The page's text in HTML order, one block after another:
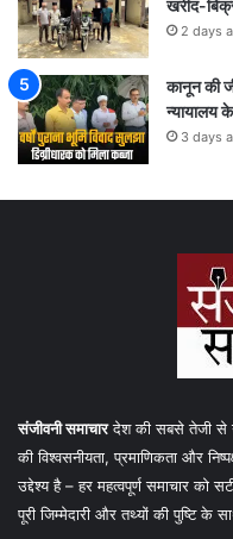
खरीद-
2 days
कानून की
न्यायालय
3 days
संजीवनी समाचारदेश की सबसे तेजी से
की विश्वसनीयता, प्रमाणिकता और
उद्देश्य है – हर महत्वपूर्ण समाचार को
पूरी जिम्मेदारी और तथ्यों की पुष्टि के